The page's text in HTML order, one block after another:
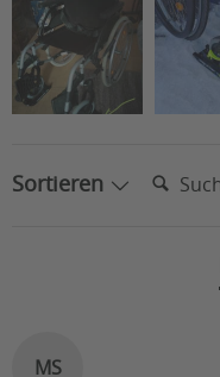
Sortieren Suchen:
MS